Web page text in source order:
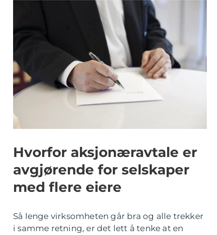
Hvorfor aksjonæravtale er
avgjørende for selskaper
med flere eiere
Så lenge virksomheten går bra og alle trekker
i samme retning, er det lett å tenke at en